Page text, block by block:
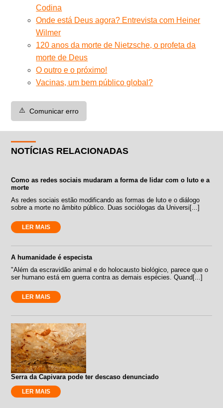
Codina
Onde está Deus agora? Entrevista com Heiner
Wilmer
120 anos da morte de Nietzsche, o profeta da
morte de Deus
O outro e o próximo!
Vacinas, um bem público global?
⚠️ Comunicar erro
NOTÍCIAS RELACIONADAS
Como as redes sociais mudaram a forma de lidar com o luto e a
morte
As redes sociais estão modificando as formas de luto e o diálogo
sobre a morte no âmbito público. Duas sociólogas da Universi[...]
LER MAIS
A humanidade é especista
"Além da escravidão animal e do holocausto biológico, parece que o
ser humano está em guerra contra as demais espécies. Quand[...]
LER MAIS
Serra da Capivara pode ter descaso denunciado
LER MAIS